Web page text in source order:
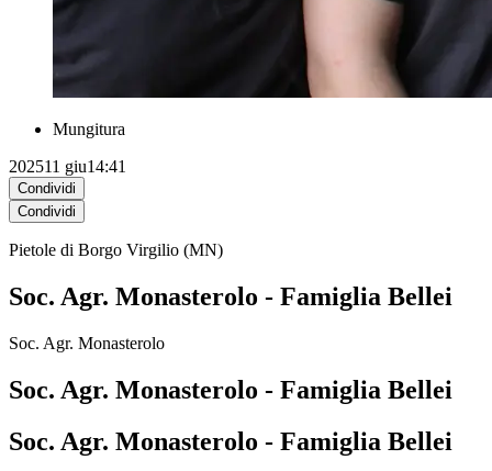
Mungitura
202511 giu14:41
Condividi
Condividi
Pietole di Borgo Virgilio (MN)
Soc. Agr. Monasterolo - Famiglia Bellei
Soc. Agr. Monasterolo
Soc. Agr. Monasterolo - Famiglia Bellei
Soc. Agr. Monasterolo - Famiglia Bellei